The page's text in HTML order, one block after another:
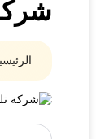
شركة